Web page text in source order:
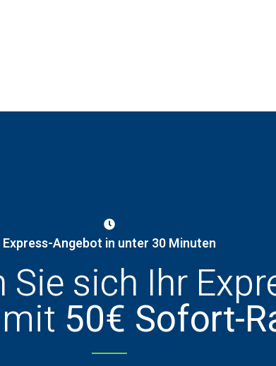
Express-Angebot in unter 30 Minuten
Sie sich Ihr
50€ Sofort-